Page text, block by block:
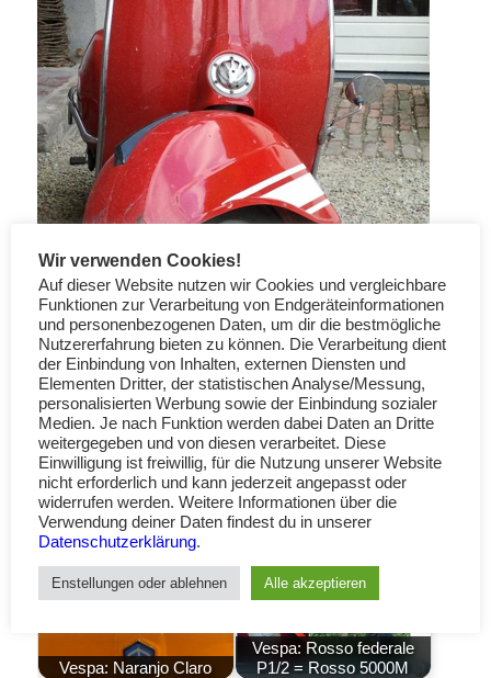
Vespa: Naranjo Claro
Vespa: Rosso federale
P1/2 = Rosso 5000M
Wir verwenden Cookies!
Auf dieser Website nutzen wir Cookies und vergleichbare
Funktionen zur Verarbeitung von Endgeräteinformationen
und personenbezogenen Daten, um dir die bestmögliche
Nutzererfahrung bieten zu können. Die Verarbeitung dient
der Einbindung von Inhalten, externen Diensten und
Elementen Dritter, der statistischen Analyse/Messung,
personalisierten Werbung sowie der Einbindung sozialer
Medien. Je nach Funktion werden dabei Daten an Dritte
weitergegeben und von diesen verarbeitet. Diese
Einwilligung ist freiwillig, für die Nutzung unserer Website
nicht erforderlich und kann jederzeit angepasst oder
widerrufen werden. Weitere Informationen über die
Verwendung deiner Daten findest du in unserer
Datenschutzerklärung.
Enstellungen oder ablehnen Alle akzeptieren